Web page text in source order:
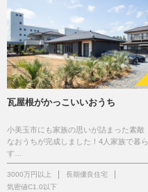
瓦屋根がかっこいいおうち
小美玉市にも家族の思いが詰まった素敵
なおうちが完成しました！4人家族で暮ら
す…
3000万円以上
長期優良住宅
気密値C1.0以下